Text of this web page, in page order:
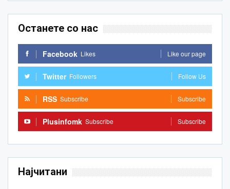
Останете со нас
Facebook Likes Like our page
Twitter Followers Follow Us
RSS Subscribe Subscribe
Plusinfomk Subscribe Subscribe
Најчитани